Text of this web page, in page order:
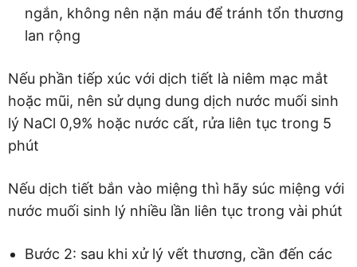
ngắn, không nên nặn máu để tránh tổn thương
lan rộng
Nếu phần tiếp xúc với dịch tiết là niêm mạc mắt
hoặc mũi, nên sử dụng dung dịch nước muối sinh
lý NaCl 0,9% hoặc nước cất, rửa liên tục trong 5
phút
Nếu dịch tiết bắn vào miệng thì hãy súc miệng với
nước muối sinh lý nhiều lần liên tục trong vài phút
Bước 2: sau khi xử lý vết thương, cần đến các